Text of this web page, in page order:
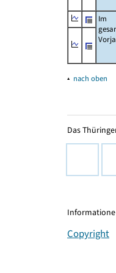
Im
▴ nach oben
Das
Copyright